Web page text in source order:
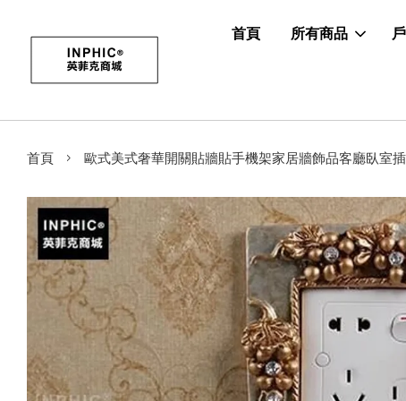
首頁 所有商品
首頁 › 歐式美式奢華開關貼牆貼手機架家居牆飾品客廳臥室